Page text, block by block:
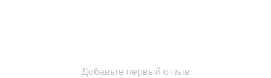
Добавьте первый отзыв